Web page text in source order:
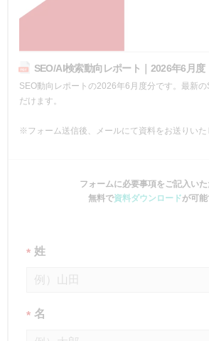
SEO/AI検索動向レポート｜2026年6月度
SEO動向レポートの2026年6月度分です。最新
だけます。
※フォーム送信後、メールにて資料をお送りいた
フォームに必要事項をご記入いた
無料で資料ダウンロードが可能
* 姓
* 名